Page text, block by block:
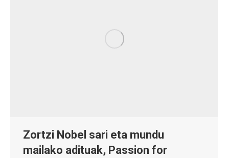
Zortzi Nobel sari eta mundu
mailako adituak, Passion for